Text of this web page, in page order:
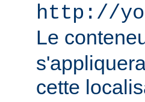
http://
Le
cette